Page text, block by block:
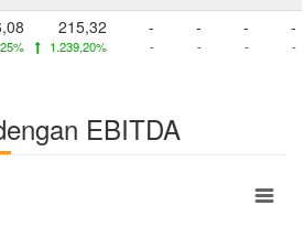
215,32
1.239,20%
-
-
-
-
-
-
-
-
EBITDA